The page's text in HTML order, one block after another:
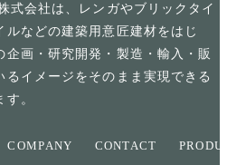
式会社は、レンガやブリックタイ
ルなどの建築用意匠建材をはじ
画・研究開発・製造・輸入・販
イメージをそのまま実現できる
。
COMPANY CONTACT